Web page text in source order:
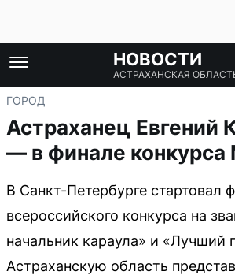
НОВОСТИ
АСТРАХАНСКАЯ
ГОРОД
Астраханец Евгений
— в финале
В Санкт-Петербурге стартовал
всероссийского конкурса на
начальник караула» и «Лучший
Астраханскую область